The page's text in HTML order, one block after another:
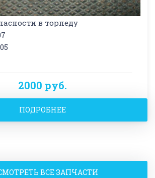
в торпеду
2000 руб.
ПОДРОБНЕЕ
ВСЕ ЗАПЧАСТИ